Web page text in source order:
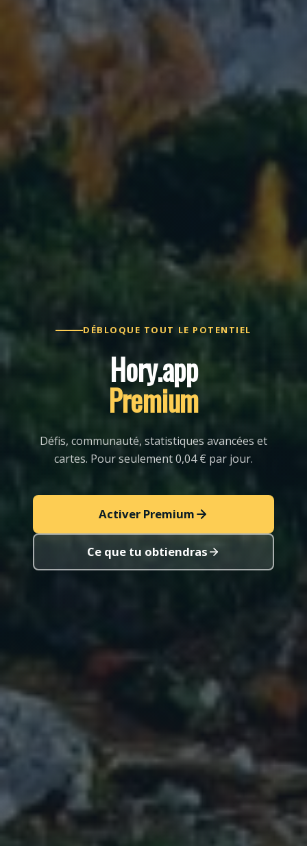
DÉBLOQUE TOUT LE POTENTIEL
Hory.app
Premium
Défis, communauté, statistiques avancées et
cartes. Pour seulement 0,04 € par jour.
Activer Premium
Ce que tu obtiendras